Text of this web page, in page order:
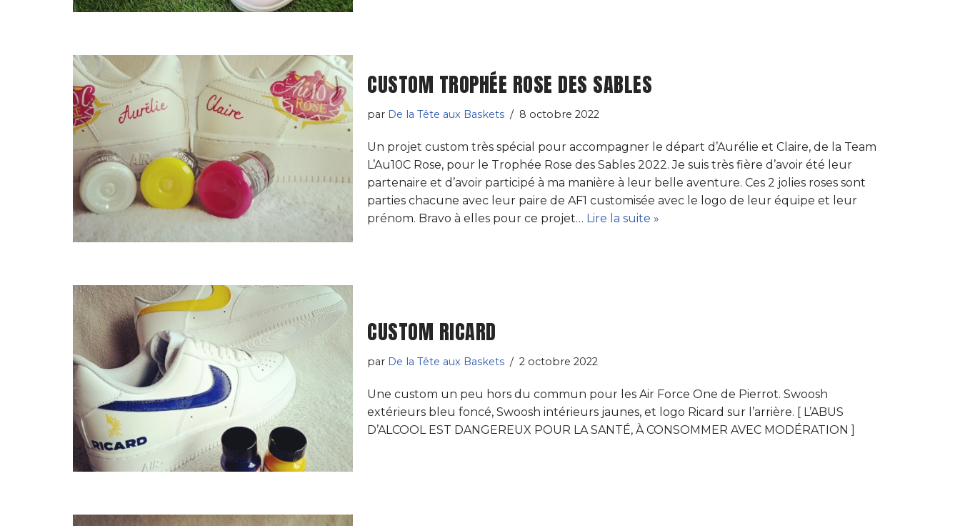
CUSTOM TROPHÉE ROSE DES SABLES
par De la Tête aux Baskets 8 octobre 2022
Un projet custom très spécial pour accompagner le départ d’Aurélie et Claire, de la Team
L’Au10C Rose, pour le Trophée Rose des Sables 2022. Je suis très fière d’avoir été leur
partenaire et d’avoir participé à ma manière à leur belle aventure. Ces 2 jolies roses sont
parties chacune avec leur paire de AF1 customisée avec le logo de leur équipe et leur
prénom. Bravo à elles pour ce projet… Lire la suite »
CUSTOM RICARD
par De la Tête aux Baskets 2 octobre 2022
Une custom un peu hors du commun pour les Air Force One de Pierrot. Swoosh
extérieurs bleu foncé, Swoosh intérieurs jaunes, et logo Ricard sur l’arrière. [ L’ABUS
D’ALCOOL EST DANGEREUX POUR LA SANTÉ, À CONSOMMER AVEC MODÉRATION ]